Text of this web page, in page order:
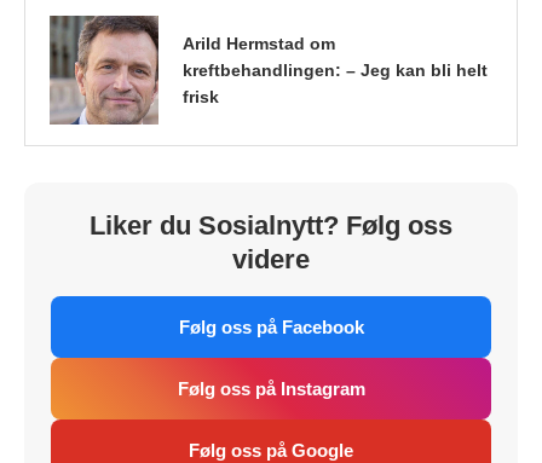
Arild Hermstad om
kreftbehandlingen: – Jeg kan bli helt
frisk
Liker du Sosialnytt? Følg oss
videre
Følg oss på Facebook
Følg oss på Instagram
Følg oss på Google